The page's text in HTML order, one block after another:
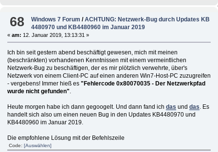
68 Windows 7 Forum /ACHTUNG: Netzwerk-Bug durch Updates KB
4480970 und KB4480960 im Januar 2019
« am: 12. Januar 2019, 13:13:31 »
Ich bin seit gestern abend beschäftigt gewesen, mich mit meinen
(beschränkten) vorhandenen Kenntnissen mit einem vermeintlichen
Netzwerk-Bug zu beschäftigen, der es mir plötzlich verwehrte, über's
Netzwerk von einem Client-PC auf einen anderen Win7-Host-PC zuzugreifen
- vergebens! Immer hieß es "Fehlercode 0x80070035 - Der Netzwerkpfad
wurde nicht gefunden"
Heute morgen habe ich dann gegoogelt. Und dann fand ich das und das . Es
handelt sich also um einen neuen Bug in den Updates KB4480970 und
KB4480960 im Januar 2019.
Die empfohlene Lösung mit der Befehlszeile
Code: [Auswählen]